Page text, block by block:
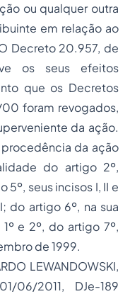
ou qualquer outra
em relação ao
Decreto 20.957, de
os seus efeitos
que os Decretos
foram revogados,
da ação.
da ação
do artigo 2º,
5º, seus incisos I, II e
do artigo 6º, na sua
e 2º, do artigo 7º,
de 1999.
LEWANDOWSKI,
06/2011, DJe-189